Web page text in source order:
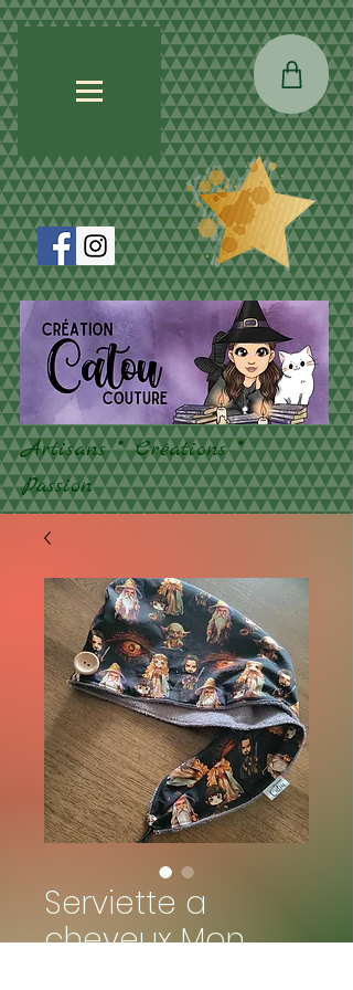
Artisans * Créations *
Passion
Serviette a
cheveux Mon